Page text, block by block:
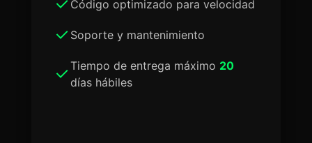
Código optimizado para velocidad
Soporte y mantenimiento
Tiempo de entrega máximo 20
días hábiles